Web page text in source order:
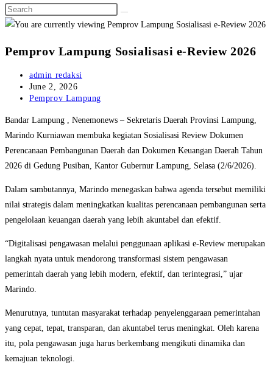
Pemprov Lampung Sosialisasi e-Review 2026
Post
author:
admin redaksi
Post
published:
June 2, 2026
Post
Pemprov Lampung
Bandar Lampung , Nenemonews – Sekretaris Daerah Provinsi Lampung,
Marindo Kurniawan membuka kegiatan Sosialisasi Review Dokumen
Perencanaan Pembangunan Daerah dan Dokumen Keuangan Daerah Tahun
2026 di Gedung Pusiban, Kantor Gubernur Lampung, Selasa (2/6/2026).
Dalam sambutannya, Marindo menegaskan bahwa agenda tersebut memiliki
nilai strategis dalam meningkatkan kualitas perencanaan pembangunan serta
pengelolaan keuangan daerah yang lebih akuntabel dan efektif.
“Digitalisasi pengawasan melalui penggunaan aplikasi e-Review merupakan
langkah nyata untuk mendorong transformasi sistem pengawasan
pemerintah daerah yang lebih modern, efektif, dan terintegrasi,” ujar
Marindo.
Menurutnya, tuntutan masyarakat terhadap penyelenggaraan pemerintahan
yang cepat, tepat, transparan, dan akuntabel terus meningkat. Oleh karena
itu, pola pengawasan juga harus berkembang mengikuti dinamika dan
kemajuan teknologi.